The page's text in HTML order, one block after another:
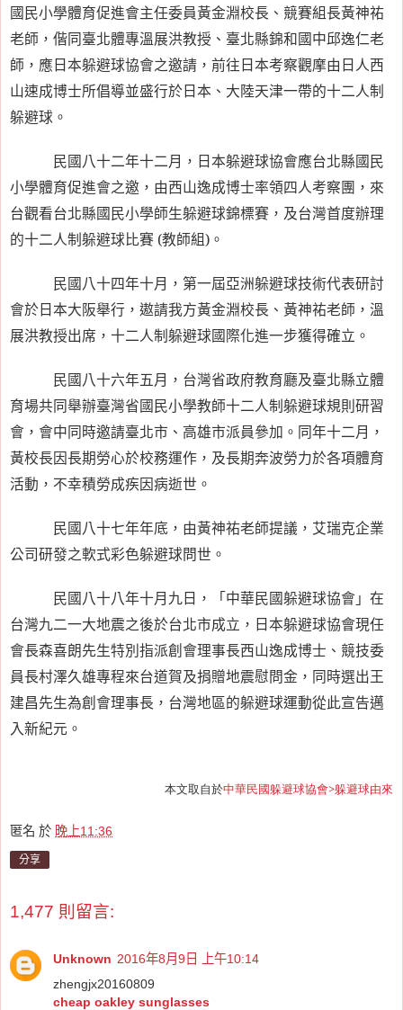
國民小學體育促進會主任委員黃金淵校長、競賽組長黃神祐
老師，偕同臺北體專溫展洪教授、臺北縣錦和國中邱逸仁老
師，應日本躲避球協會之邀請，前往日本考察觀摩由日人西
山速成博士所倡導並盛行於日本、大陸天津一帶的十二人制
躲避球。
民國八十二年十二月，日本躲避球協會應台北縣國民
小學體育促進會之邀，由西山逸成博士率領四人考察團，來
台觀看台北縣國民小學師生躲避球錦標賽，及台灣首度辦理
的十二人制躲避球比賽 (教師組) 。
民國八十四年十月，第一屆亞洲躲避球技術代表研討
會於日本大阪舉行，遨請我方黃金淵校長、黃神祐老師，溫
展洪教授出席，十二人制躲避球國際化進一步獲得確立。
民國八十六年五月，台灣省政府教育廳及臺北縣立體
育場共同舉辦臺灣省國民小學教師十二人制躲避球規則研習
會，會中同時邀請臺北市、高雄市派員參加。同年十二月，
黃校長因長期勞心於校務運作，及長期奔波勞力於各項體育
活動，不幸積勞成疾因病逝世。
民國八十七年年底，由黃神祐老師提議，艾瑞克企業
公司研發之軟式彩色躲避球問世。
民國八十八年十月九日，「中華民國躲避球協會」在
台灣九二一大地震之後於台北市成立，日本躲避球協會現任
會長森喜朗先生特別指派創會理事長西山逸成博士、競技委
員長村澤久雄專程來台道賀及捐贈地震慰問金，同時選出王
建昌先生為創會理事長，台灣地區的躲避球運動從此宣告邁
入新紀元。
本文取自於中華民國躲避球協會>躲避球由來
匿名 於 晚上11:36
分享
1,477 則留言:
Unknown 2016年8月9日 上午10:14
zhengjx20160809
cheap oakley sunglasses